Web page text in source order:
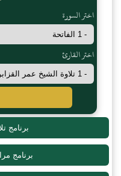
اختر السورة
اختر القارئ
برنامج
برنامج